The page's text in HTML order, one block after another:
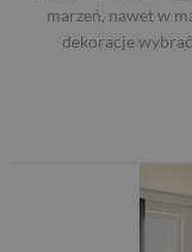
marzeń, nawet w
dekoracje